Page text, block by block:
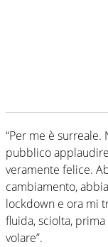
“Per me è
pubblico
veramente felice.
cambiamento,
lockdown e ora mi
fluida, sciolta,
volare”.